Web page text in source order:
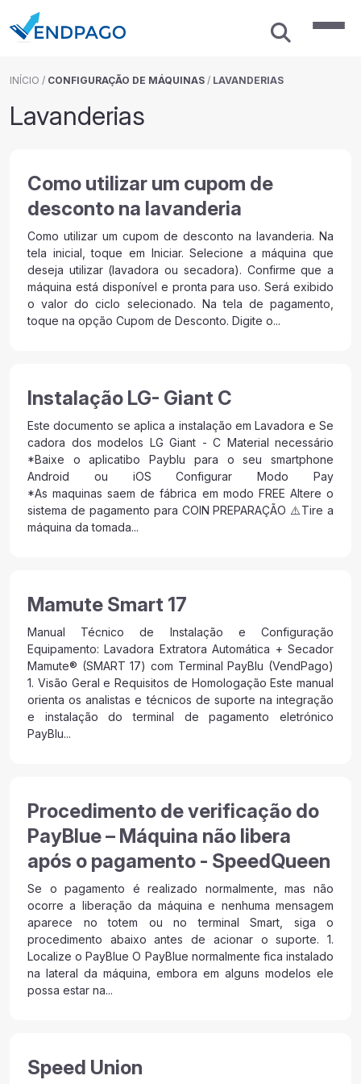
INÍCIO / CONFIGURAÇÃO DE MÁQUINAS / LAVANDERIAS
Lavanderias
Como utilizar um cupom de
desconto na lavanderia
Como utilizar um cupom de desconto na lavanderia. Na
tela inicial, toque em Iniciar. Selecione a máquina que
deseja utilizar (lavadora ou secadora). Confirme que a
máquina está disponível e pronta para uso. Será exibido
o valor do ciclo selecionado. Na tela de pagamento,
toque na opção Cupom de Desconto. Digite o...
Instalação LG- Giant C
Este documento se aplica a instalação em Lavadora e Se
cadora dos modelos LG Giant - C Material necessário
*Baixe o aplicatibo Payblu para o seu smartphone
Android ou iOS Configurar Modo Pay
*As maquinas saem de fábrica em modo FREE Altere o
sistema de pagamento para COIN PREPARAÇÃO ⚠️Tire a
máquina da tomada...
Mamute Smart 17
Manual Técnico de Instalação e Configuração
Equipamento: Lavadora Extratora Automática + Secador
Mamute® (SMART 17) com Terminal PayBlu (VendPago)
1. Visão Geral e Requisitos de Homologação Este manual
orienta os analistas e técnicos de suporte na integração
e instalação do terminal de pagamento eletrónico
PayBlu...
Procedimento de verificação do
PayBlue – Máquina não libera
após o pagamento - SpeedQueen
Se o pagamento é realizado normalmente, mas não
ocorre a liberação da máquina e nenhuma mensagem
aparece no totem ou no terminal Smart, siga o
procedimento abaixo antes de acionar o suporte. 1.
Localize o PayBlue O PayBlue normalmente fica instalado
na lateral da máquina, embora em alguns modelos ele
possa estar na...
Speed Union